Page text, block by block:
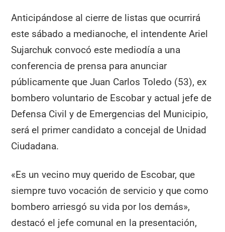
Anticipándose al cierre de listas que ocurrirá
este sábado a medianoche, el intendente Ariel
Sujarchuk convocó este mediodía a una
conferencia de prensa para anunciar
públicamente que Juan Carlos Toledo (53), ex
bombero voluntario de Escobar y actual jefe de
Defensa Civil y de Emergencias del Municipio,
será el primer candidato a concejal de Unidad
Ciudadana.
«Es un vecino muy querido de Escobar, que
siempre tuvo vocación de servicio y que como
bombero arriesgó su vida por los demás»,
destacó el jefe comunal en la presentación,